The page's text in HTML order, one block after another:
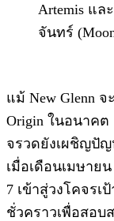
Artemis แล
จันทร์
แม้ New Glenn
Origin ในอนาค
จรวดยังเผชิญปั
เมื่อเดือนเมษาย
7 เข้าสู่วงโคจรเ
ชั่วคราวเพื่อสอบ